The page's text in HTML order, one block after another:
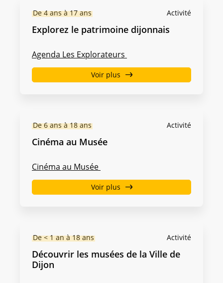
Activité
De 4 ans à 17 ans
Explorez le patrimoine dijonnais
Agenda Les Explorateurs
Voir plus
Activité
De 6 ans à 18 ans
Cinéma au Musée
Cinéma au Musée
Voir plus
Activité
De < 1 an à 18 ans
Découvrir les musées de la Ville de
Dijon